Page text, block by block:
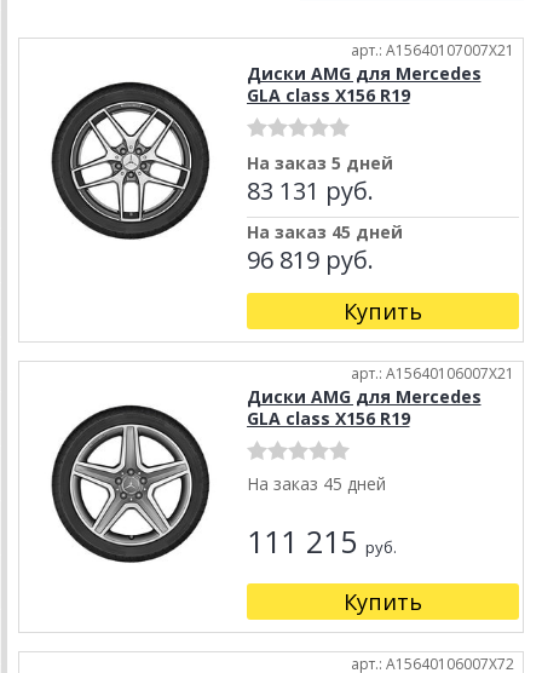
арт.: A15640107007X21
Диски AMG для Mercedes
GLA class X156 R19
На заказ 5 дней
83 131 руб.
На заказ 45 дней
96 819 руб.
Купить
арт.: A15640106007X21
Диски AMG для Mercedes
GLA class X156 R19
На заказ 45 дней
111 215 руб.
Купить
арт.: A15640106007X72